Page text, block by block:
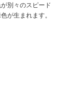
別々のスピード
が生まれます。